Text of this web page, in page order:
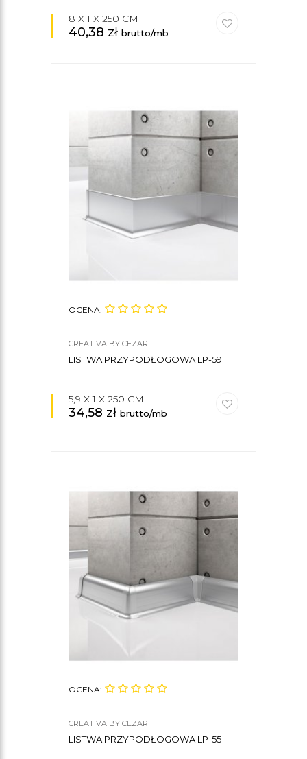
8 X 1 X 250 CM
40,38 zł brutto/mb
OCENA:
CREATIVA BY CEZAR
LISTWA PRZYPODŁOGOWA LP-59
5,9 X 1 X 250 CM
34,58 zł brutto/mb
OCENA:
CREATIVA BY CEZAR
LISTWA PRZYPODŁOGOWA LP-55